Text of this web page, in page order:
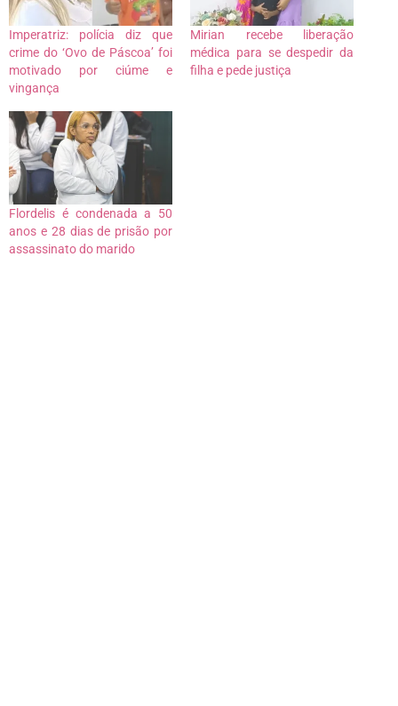
Imperatriz: polícia diz que
crime do ‘Ovo de Páscoa’ foi
motivado por ciúme e
vingança
Mirian recebe liberação
médica para se despedir da
filha e pede justiça
Flordelis é condenada a 50
anos e 28 dias de prisão por
assassinato do marido